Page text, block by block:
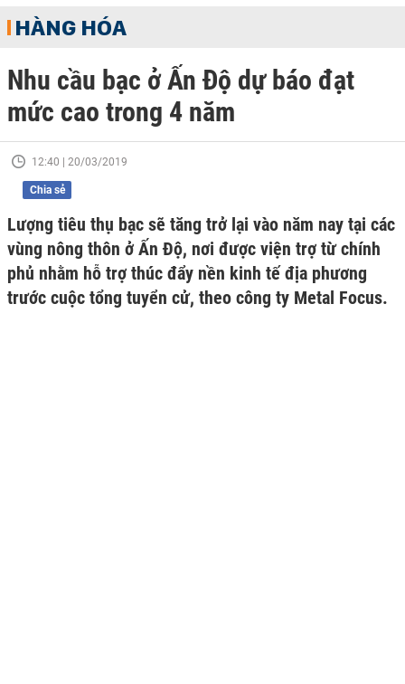
HÀNG HÓA
Nhu cầu bạc ở Ấn Độ dự báo đạt
mức cao trong 4 năm
12:40 | 20/03/2019
Chia sẻ
Lượng tiêu thụ bạc sẽ tăng trở lại vào năm nay tại các
vùng nông thôn ở Ấn Độ, nơi được viện trợ từ chính
phủ nhằm hỗ trợ thúc đẩy nền kinh tế địa phương
trước cuộc tổng tuyển cử, theo công ty Metal Focus.